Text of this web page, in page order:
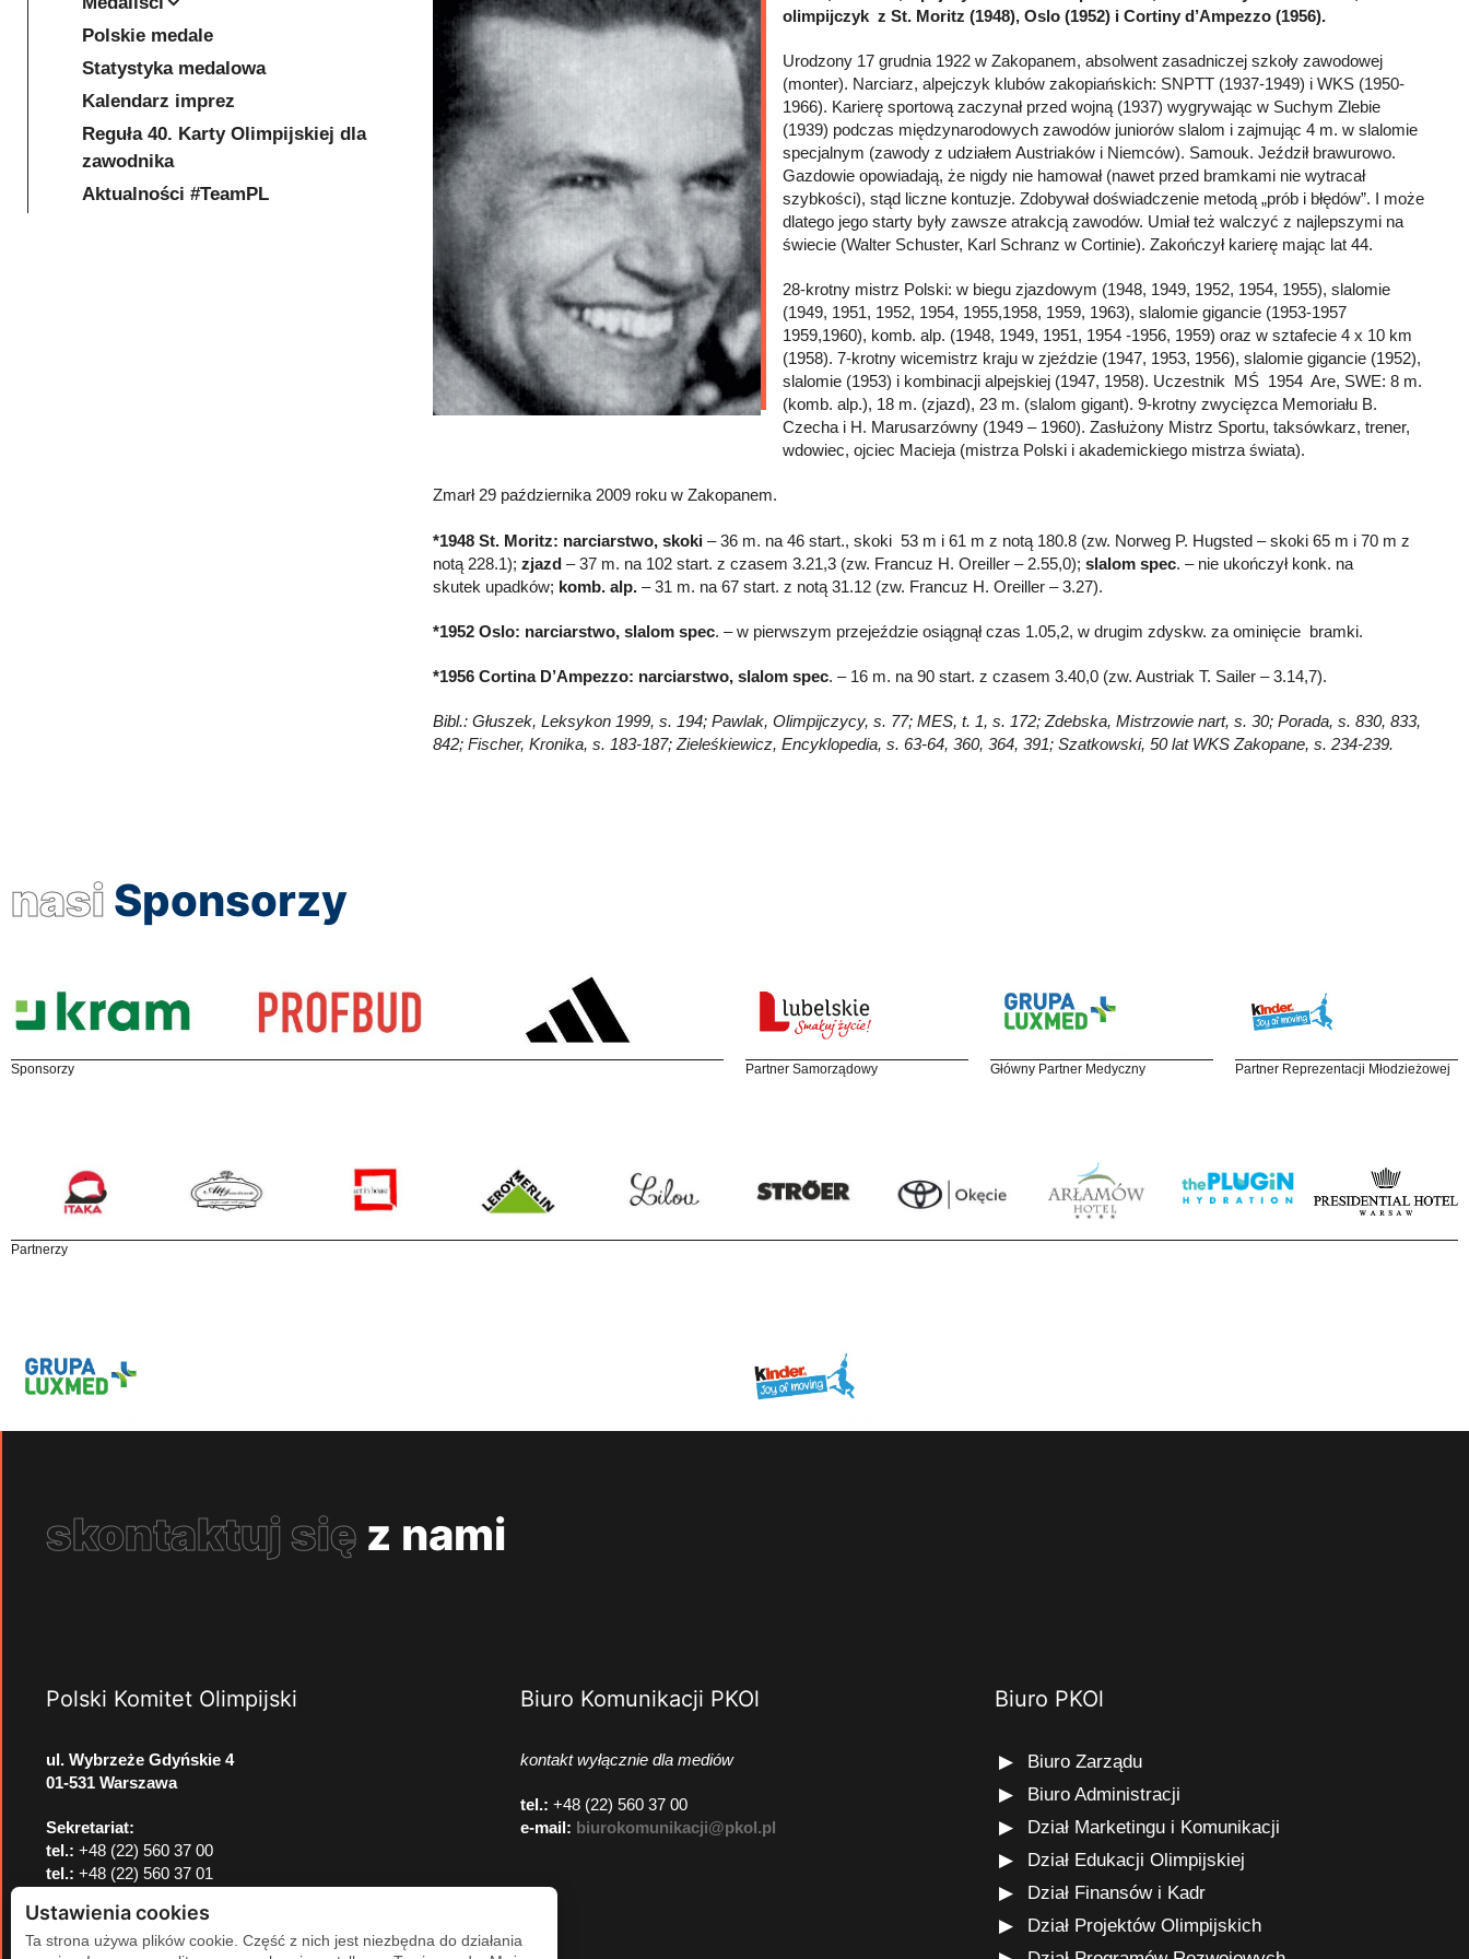
olimpijczyk z St. Moritz (1948), Oslo (1952) i Cortiny d’Ampezzo (1956).
Urodzony 17 grudnia 1922 w Zakopanem, absolwent zasadniczej szkoły zawodowej
(monter). Narciarz, alpejczyk klubów zakopiańskich: SNPTT (1937-1949) i WKS (1950-
1966). Karierę sportową zaczynał przed wojną (1937) wygrywając w Suchym Zlebie
(1939) podczas międzynarodowych zawodów juniorów slalom i zajmując 4 m. w slalomie
specjalnym (zawody z udziałem Austriaków i Niemców). Samouk. Jeździł brawurowo.
Gazdowie opowiadają, że nigdy nie hamował (nawet przed bramkami nie wytracał
szybkości), stąd liczne kontuzje. Zdobywał doświadczenie metodą „prób i błędów”. I może
dlatego jego starty były zawsze atrakcją zawodów. Umiał też walczyć z najlepszymi na
świecie (Walter Schuster, Karl Schranz w Cortinie). Zakończył karierę mając lat 44.
28-krotny mistrz Polski: w biegu zjazdowym (1948, 1949, 1952, 1954, 1955), slalomie
(1949, 1951, 1952, 1954, 1955,1958, 1959, 1963), slalomie gigancie (1953-1957
1959,1960), komb. alp. (1948, 1949, 1951, 1954 -1956, 1959) oraz w sztafecie 4 x 10 km
(1958). 7-krotny wicemistrz kraju w zjeździe (1947, 1953, 1956), slalomie gigancie (1952),
slalomie (1953) i kombinacji alpejskiej (1947, 1958). Uczestnik MŚ 1954 Are, SWE: 8 m.
(komb. alp.), 18 m. (zjazd), 23 m. (slalom gigant). 9-krotny zwycięzca Memoriału B.
Czecha i H. Marusarzówny (1949 – 1960). Zasłużony Mistrz Sportu, taksówkarz, trener,
wdowiec, ojciec Macieja (mistrza Polski i akademickiego mistrza świata).
Zmarł 29 października 2009 roku w Zakopanem.
*1948 St. Moritz: narciarstwo, skoki – 36 m. na 46 start., skoki 53 m i 61 m z notą 180.8 (zw. Norweg P. Hugsted – skoki 65 m i 70 m z
notą 228.1); zjazd – 37 m. na 102 start. z czasem 3.21,3 (zw. Francuz H. Oreiller – 2.55,0); slalom spec. – nie ukończył konk. na
skutek upadków; komb. alp. – 31 m. na 67 start. z notą 31.12 (zw. Francuz H. Oreiller – 3.27).
*1952 Oslo: narciarstwo, slalom spec. – w pierwszym przejeździe osiągnął czas 1.05,2, w drugim zdyskw. za ominięcie bramki.
*1956 Cortina D’Ampezzo: narciarstwo, slalom spec. – 16 m. na 90 start. z czasem 3.40,0 (zw. Austriak T. Sailer – 3.14,7).
Bibl.: Głuszek, Leksykon 1999, s. 194; Pawlak, Olimpijczycy, s. 77; MES, t. 1, s. 172; Zdebska, Mistrzowie nart, s. 30; Porada, s. 830, 833,
842; Fischer, Kronika, s. 183-187; Zieleśkiewicz, Encyklopedia, s. 63-64, 360, 364, 391; Szatkowski, 50 lat WKS Zakopane, s. 234-239.
Polskie medale
Statystyka medalowa
Kalendarz imprez
Reguła 40. Karty Olimpijskiej dla
zawodnika
Aktualności #TeamPL
nasi Sponsorzy
Sponsorzy Partner Samorządowy Główny Partner Medyczny Partner Reprezentacji Młodzieżowej
Partnerzy
skontaktuj się z nami
Polski Komitet Olimpijski
ul. Wybrzeże Gdyńskie 4
01-531 Warszawa
Sekretariat:
tel.: +48 (22) 560 37 00
tel.: +48 (22) 560 37 01
Biuro Komunikacji PKOl
kontakt wyłącznie dla mediów
tel.: +48 (22) 560 37 00
e-mail: biurokomunikacji@pkol.pl
Biuro PKOl
Biuro Zarządu
Biuro Administracji
Dział Marketingu i Komunikacji
Dział Edukacji Olimpijskiej
Dział Finansów i Kadr
Dział Projektów Olimpijskich
Ustawienia cookies
Ta strona używa plików cookie. Część z nich jest niezbędna do działania